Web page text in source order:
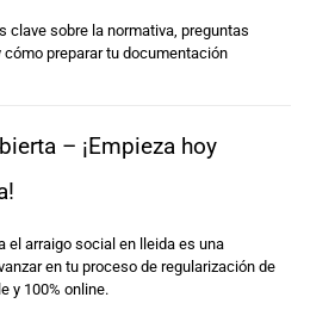
clave sobre la normativa, preguntas
preparar tu documentación
– ¡Empieza hoy
el arraigo social en lleida es una
en tu proceso de regularización de
y 100% online.